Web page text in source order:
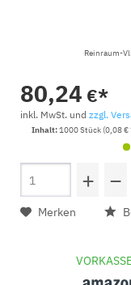
Reinraum-
80,24 €*
inkl. MwSt. und zzgl.
Inhalt:1000 Stück (0,08 €
+ −
Merken